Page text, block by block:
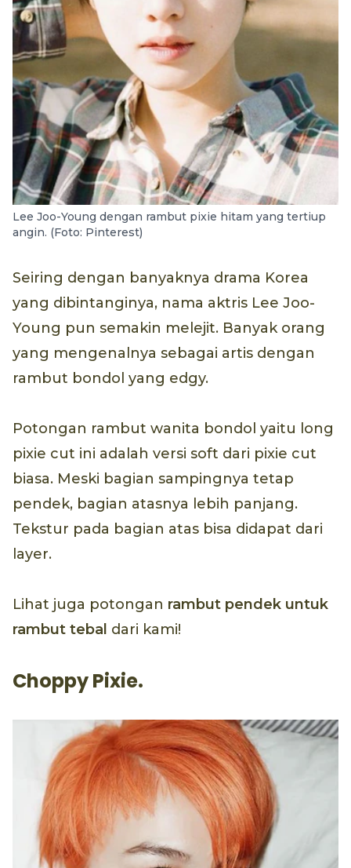
Lee Joo-Young dengan rambut pixie hitam yang tertiup
angin. (Foto: Pinterest)
Seiring dengan banyaknya drama Korea
yang dibintanginya, nama aktris Lee Joo-
Young pun semakin melejit. Banyak orang
yang mengenalnya sebagai artis dengan
rambut bondol yang edgy.
Potongan rambut wanita bondol yaitu long
pixie cut ini adalah versi soft dari pixie cut
biasa. Meski bagian sampingnya tetap
pendek, bagian atasnya lebih panjang.
Tekstur pada bagian atas bisa didapat dari
layer.
Lihat juga potongan rambut pendek untuk
rambut tebal dari kami!
Choppy Pixie.